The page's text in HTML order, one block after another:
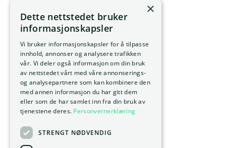
×
Dette nettstedet bruker
informasjonskapsler
Vi bruker informasjonskapsler for å tilpasse
innhold, annonser og analysere trafikken
vår. Vi deler også informasjon om din bruk
av nettstedet vårt med våre annonserings-
og analysepartnere som kan kombinere den
med annen informasjon du har gitt dem
eller som de har samlet inn fra din bruk av
tjenestene deres. Personvernerklæring
STRENGT NØDVENDIG